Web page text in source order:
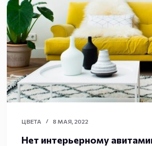
ЦВЕТА 8 МАЯ, 2022
Нет интерьерному